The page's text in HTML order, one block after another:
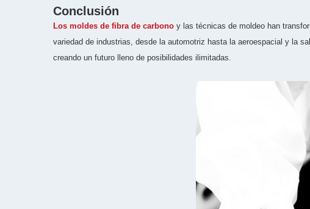
Conclusión
Los moldes de fibra de carbono y las técnicas de moldeo han
variedad de industrias, desde la automotriz hasta la aeroespacial y la
creando un futuro lleno de posibilidades ilimitadas.